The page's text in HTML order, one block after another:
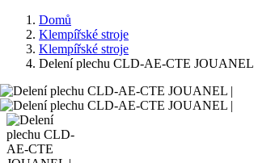
Domů
Klempířské stroje
Klempířské stroje
Delení plechu CLD-AE-CTE JOUANEL